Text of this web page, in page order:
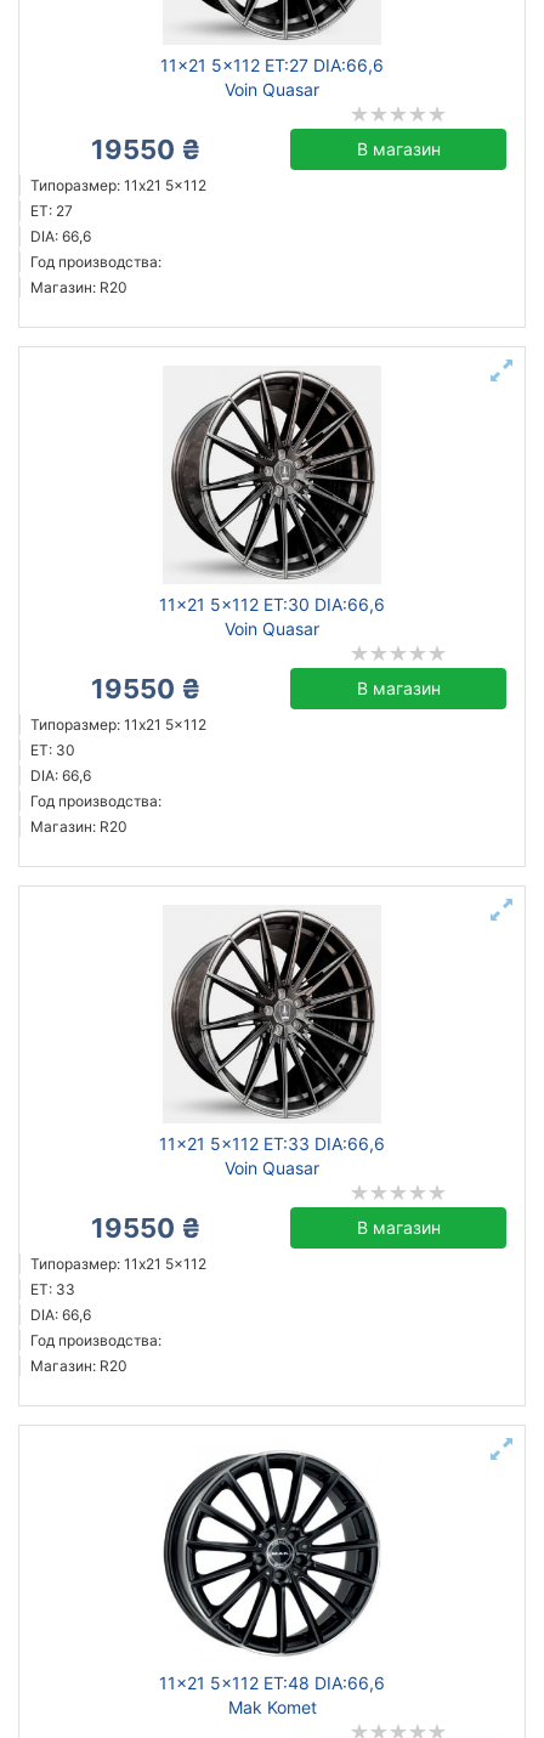
11x21 5x112 ET:27 DIA:66,6
Voin Quasar
19550 ₴ В магазин
Типоразмер: 11x21 5x112
ET: 27
DIA: 66,6
Год производства:
Магазин: R20
11x21 5x112 ET:30 DIA:66,6
Voin Quasar
19550 ₴ В магазин
Типоразмер: 11x21 5x112
ET: 30
DIA: 66,6
Год производства:
Магазин: R20
11x21 5x112 ET:33 DIA:66,6
Voin Quasar
19550 ₴ В магазин
Типоразмер: 11x21 5x112
ET: 33
DIA: 66,6
Год производства:
Магазин: R20
11x21 5x112 ET:48 DIA:66,6
Mak Komet